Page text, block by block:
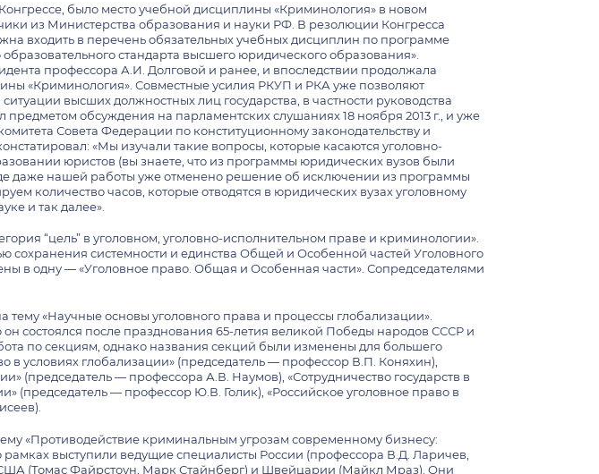
было место учебной дисциплины «Криминология» в новом
из Министерства образования и науки РФ. В резолюции Конгресса
входить в перечень обязательных учебных дисциплин по программе
образовательного стандарта высшего юридического образования».
профессора А.И. Долговой и ранее, и впоследствии продолжала
«Криминология». Совместные усилия РКУП и РКА уже позволяют
высших должностных лиц государства, в частности руководства
предметом обсуждения на парламентских слушаниях 18 ноября 2013 г., и уже
Совета Федерации по конституционному законодательству и
«Мы изучали такие вопросы, которые касаются уголовно-
юристов (вы знаете, что из программы юридических вузов были
даже нашей работы уже отменено решение об исключении из программы
количество часов, которые отводятся в юридических вузах уголовному
и так далее».
“цель” в уголовном, уголовно-исполнительном праве и криминологии».
сохранения системности и единства Общей и Особенной частей Уголовного
в одну — «Уголовное право. Общая и Особенная части». Сопредседателями
«Научные основы уголовного права и процессы глобализации».
состоялся после празднования 65-летия великой Победы народов СССР и
по секциям, однако названия секций были изменены для большего
в условиях глобализации» (председатель — профессор В.П. Коняхин),
(председатель — профессора А.В. Наумов), «Сотрудничество государств в
(председатель — профессор Ю.В. Голик), «Российское уголовное право в
«Противодействие криминальным угрозам современному бизнесу:
выступили ведущие специалисты России (профессора В.Д. Ларичев,
(Томас Файрстоун, Марк Стайнберг) и Швейцарии (Майкл Мраз). Они